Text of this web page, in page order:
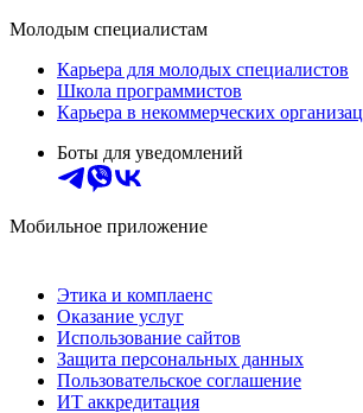
Молодым специалистам
Карьера для молодых специалистов
Школа программистов
Карьера в некоммерческих
Боты для уведомлений
Мобильное приложение
Этика и комплаенс
Оказание услуг
Использование сайтов
Защита персональных данных
Пользовательское соглашение
ИТ аккредитация